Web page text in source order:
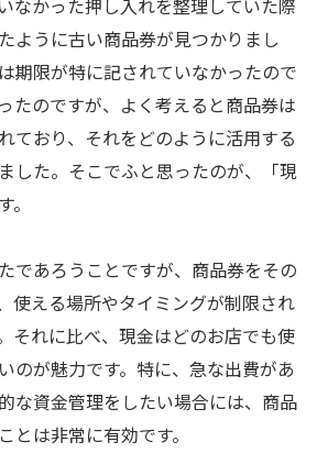
なかった押し入れを整理していた際
ように古い商品券が見つかりまし
期限が特に記されていなかったので
たのですが、よく考えると商品券は
ており、それをどのように活用する
した。そこでふと思ったのが、「現
であろうことですが、商品券をその
使える場所やタイミングが制限され
それに比べ、現金はどのお店でも使
のが魅力です。特に、急な出費があ
な資金管理をしたい場合には、商品
とは非常に有効です。